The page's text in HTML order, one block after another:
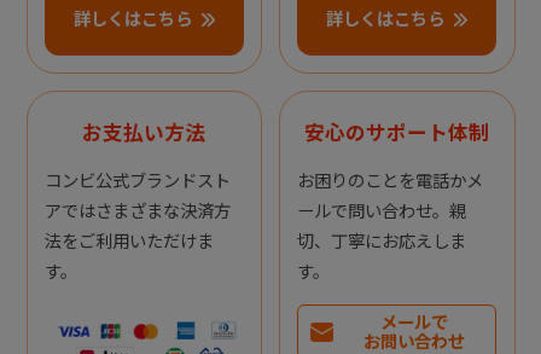
詳しくはこちら 詳しくはこちら
お支払い方法
コンビ公式ブランドスト
アではさまざまな決済方
法をご利用いただけま
す。
安心のサポート体制
お困りのことを電話かメ
ールで問い合わせ。親
切、丁寧にお応えしま
す。
メールで
お問い合わせ